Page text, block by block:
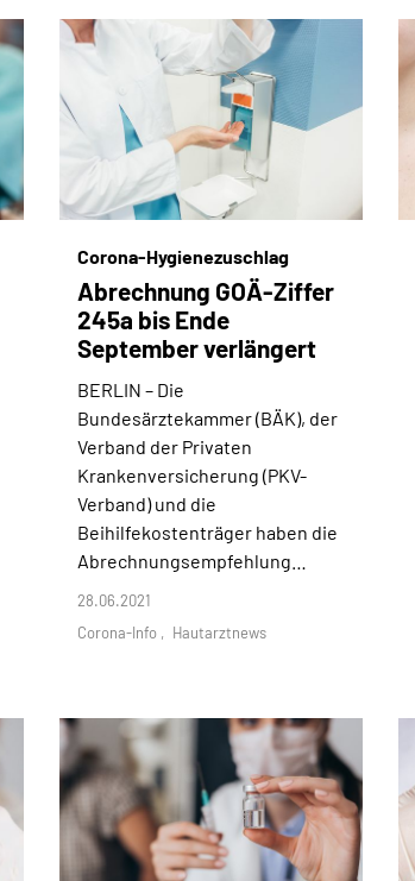
Corona-Hygienezuschlag
Abrechnung GOÄ-Ziffer
245a bis Ende
September verlängert
BERLIN – Die
Bundesärztekammer (BÄK), der
Verband der Privaten
Krankenversicherung (PKV-
Verband) und die
Beihilfekostenträger haben die
Abrechnungsempfehlung…
28.06.2021
Corona-Info
Hautarztnews